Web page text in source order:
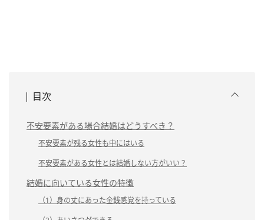
目次
不安要素がある場合結婚はどうすべき？
不安要素が残る女性も中にはいる
不安要素がある女性とは結婚しない方がいい？
結婚に向いている女性の特徴
（1）身の丈にあった金銭感覚を持っている